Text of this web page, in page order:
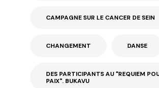
CAMPAGNE SUR LE CANCER DE SEIN
CHANGEMENT DANSE
DES PARTICIPANTS AU "REQUIEM
PAIX". BUKAVU